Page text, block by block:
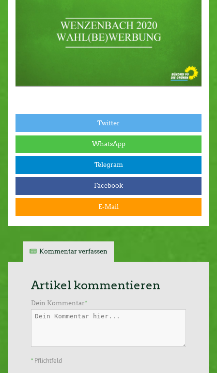
Twitter
WhatsApp
Telegram
Facebook
E-Mail
Kommentar verfassen
Artikel kommentieren
Dein Kommentar*
* Pflichtfeld